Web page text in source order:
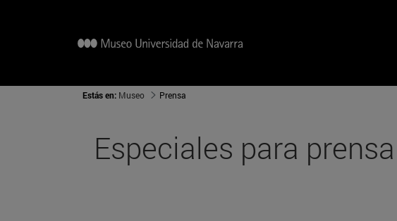
Estás en: Museo Prensa
Especiales para prensa